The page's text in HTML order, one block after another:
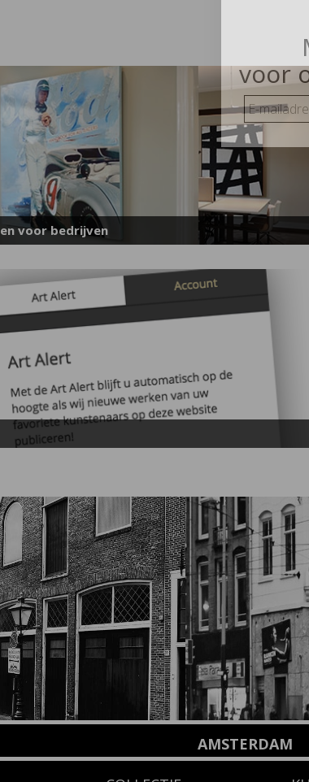
voor bedrijven
AMSTERDAM
voor
E-
mailadres